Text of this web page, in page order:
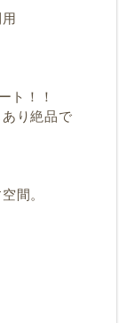
ト！！
り絶品で
間。